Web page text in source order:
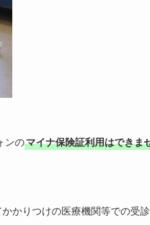
ンのマイナ保険証利用はできま
かりつけの医療機関等での受